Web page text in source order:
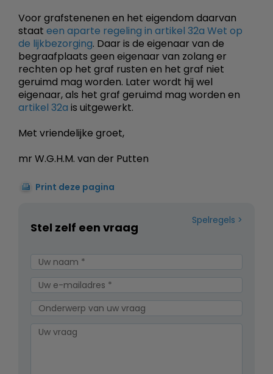
Voor grafstenenen en het eigendom daarvan
staat een aparte regeling in artikel 32a Wet op
de lijkbezorging. Daar is de eigenaar van de
begraafplaats geen eigenaar van zolang er
rechten op het graf rusten en het graf niet
geruimd mag worden. Later wordt hij wel
eigenaar, als het graf geruimd mag worden en
artikel 32a is uitgewerkt.
Met vriendelijke groet,
mr W.G.H.M. van der Putten
Print deze pagina
Spelregels
Stel zelf een vraag